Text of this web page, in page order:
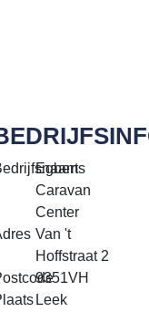
Egberts
Caravan
Center
Van 't
Hoffstraat 2
9351VH
Leek